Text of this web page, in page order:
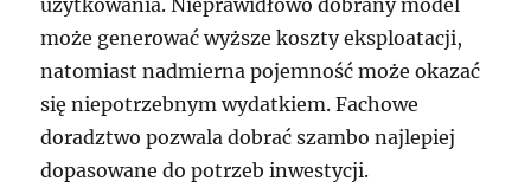
może generować wyższe koszty eksploatacji,
natomiast nadmierna pojemność może okazać
się niepotrzebnym wydatkiem. Fachowe
doradztwo pozwala dobrać szambo najlepiej
dopasowane do potrzeb inwestycji.